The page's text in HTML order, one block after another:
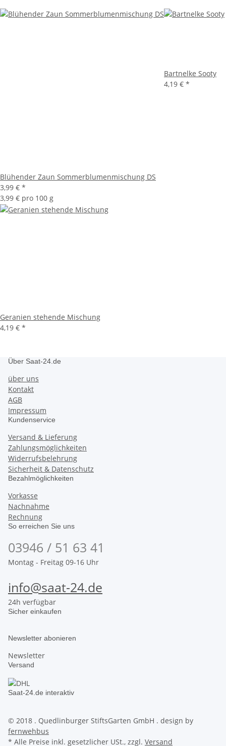
Blühender Zaun Sommerblumenmischung DS
3,99 € *
3,99 € pro 100 g
Bartnelke Sooty
4,19 € *
Geranien stehende Mischung
4,19 € *
Über Saat-24.de
über uns
Kontakt
AGB
Impressum
Kundenservice
Versand & Lieferung
Zahlungsmöglichkeiten
Widerrufsbelehrung
Sicherheit & Datenschutz
Bezahlmöglichkeiten
Vorkasse
Nachnahme
Rechnung
So erreichen Sie uns
03946 / 51 63 41
Montag - Freitag 09-16 Uhr
info@saat-24.de
24h verfügbar
Sicher einkaufen
Newsletter abonieren
Newsletter
Versand
Saat-24.de interaktiv
© 2018 . Quedlinburger StiftsGarten GmbH . design by
fernwehbus
* Alle Preise inkl. gesetzlicher USt., zzgl. Versand